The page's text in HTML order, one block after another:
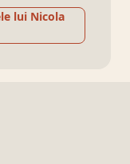
lui Nicola